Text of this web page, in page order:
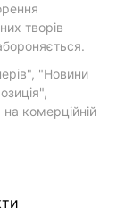
творів
"Новини
комерційній